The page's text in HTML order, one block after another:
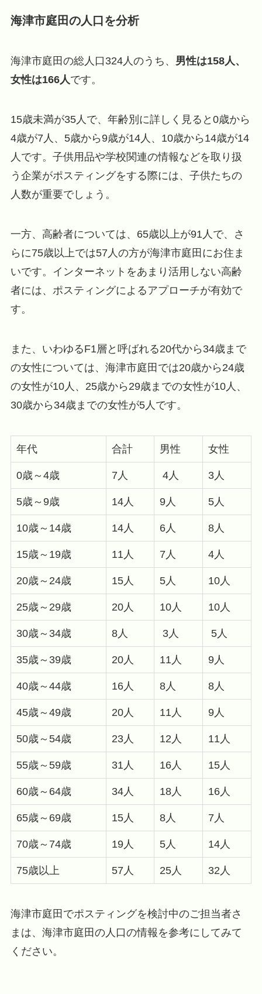
海津市庭田の人口を分析
海津市庭田の総人口324人のうち、 男性は158人、
女性は166人です。
15歳未満が35人で、年齢別に詳しく見ると0歳から
4歳が7人、5歳から9歳が14人、10歳から14歳が14
人です。子供用品や学校関連の情報などを取り扱
う企業がポスティングをする際には、子供たちの
人数が重要でしょう。
一方、高齢者については、65歳以上が91人で、さ
らに75歳以上では57人の方が海津市庭田にお住ま
いです。インターネットをあまり活用しない高齢
者には、ポスティングによるアプローチが有効で
す。
また、いわゆるF1層と呼ばれる20代から34歳まで
の女性については、海津市庭田では20歳から24歳
の女性が10人、25歳から29歳までの女性が10人、
30歳から34歳までの女性が5人です。
年代 合計 男性 女性
0歳～4歳 7人 4人 3人
5歳～9歳 14人 9人 5人
10歳～14歳 14人 6人 8人
15歳～19歳 11人 7人 4人
20歳～24歳 15人 5人 10人
25歳～29歳 20人 10人 10人
30歳～34歳 8人 3人 5人
35歳～39歳 20人 11人 9人
40歳～44歳 16人 8人 8人
45歳～49歳 20人 11人 9人
50歳～54歳 23人 12人 11人
55歳～59歳 31人 16人 15人
60歳～64歳 34人 18人 16人
65歳～69歳 15人 8人 7人
70歳～74歳 19人 5人 14人
75歳以上 57人 25人 32人
海津市庭田でポスティングを検討中のご担当者さ
まは、海津市庭田の人口の情報を参考にしてみて
ください。